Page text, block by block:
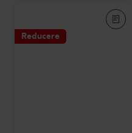
Reducere